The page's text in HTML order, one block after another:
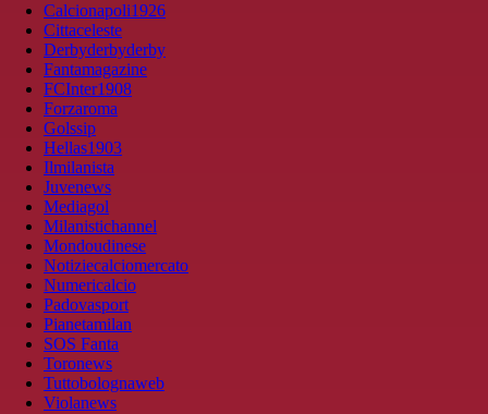
Calcionapoli1926
Cittaceleste
Derbyderbyderby
Fantamagazine
FCInter1908
Forzaroma
Golssip
Hellas1903
Ilmilanista
Juvenews
Mediagol
Milanistichannel
Mondoudinese
Notiziecalciomercato
Numericalcio
Padovasport
Pianetamilan
SOS Fanta
Toronews
Tuttobolognaweb
Violanews